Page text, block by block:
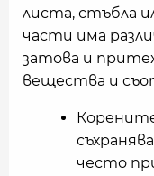
листа, стъбла
части има
затова и
вещества и
често